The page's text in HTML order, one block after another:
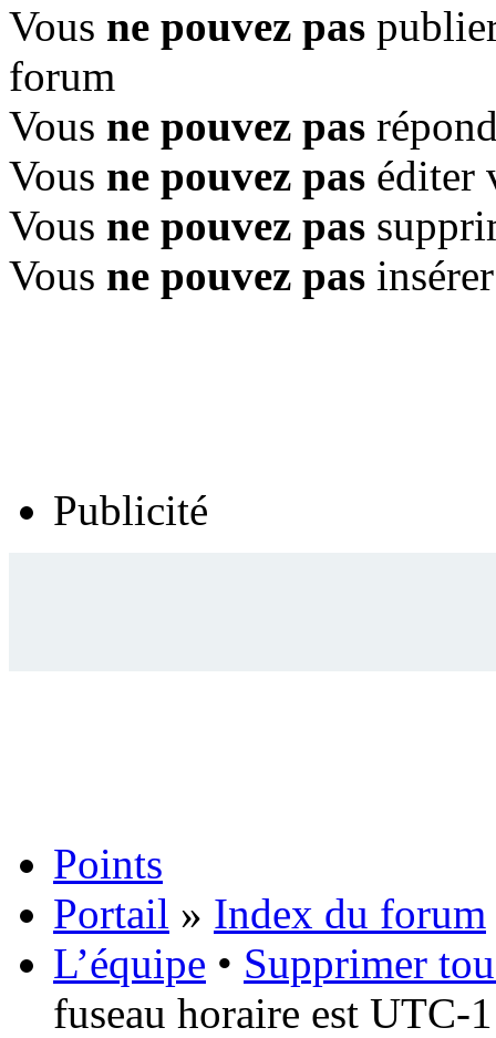
Vous ne pouvez pas
forum
Vous ne pouvez pas
Vous ne pouvez pas éditer
Vous ne pouvez pas
Vous ne pouvez pas
Publicité
Points
Portail » Index du forum
L’équipe • Supprimer
fuseau horaire est UTC-